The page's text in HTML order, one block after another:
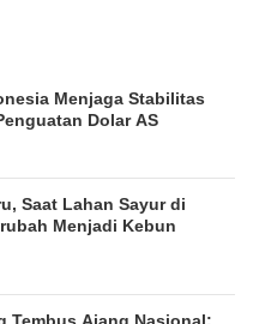
Menjaga Stabilitas
Dolar AS
Saat Lahan Sayur di
Menjadi Kebun